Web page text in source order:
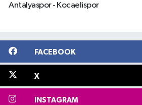
Antalyaspor - Kocaelispor
FACEBOOK
X
INSTAGRAM